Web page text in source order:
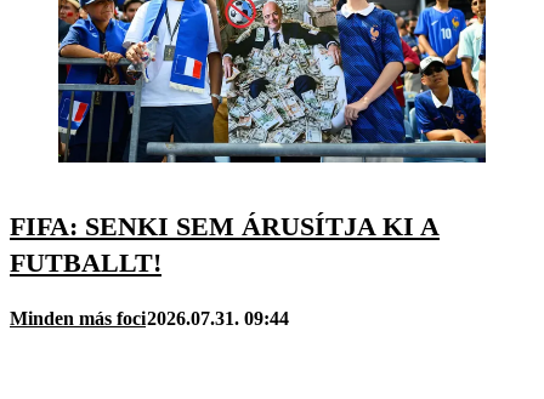
FIFA: SENKI SEM ÁRUSÍTJA KI A
FUTBALLT!
Minden más foci2026.07.31. 09:44